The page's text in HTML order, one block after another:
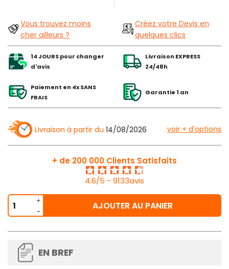
Vous trouvez moins
cher ailleurs ?
Créez votre Devis en
quelques clics
14 JOURS pour changer
d'avis
Livraison EXPRESS
24/48h
Paiement en 4x SANS
FRAIS
Garantie 1 an
Livraison à partir du 14/08/2026 voir + d'options
+ de 200 000 Clients Satisfaits
4.6/5 - 9133avis
AJOUTER AU PANIER
EN BREF